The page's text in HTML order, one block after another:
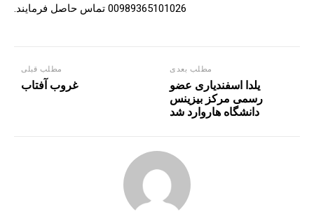
00989365101026 تماس حاصل فرمایند.
مطلب قبلی
غروب آفتاب
مطلب بعدی
یلدا اسفندیاری عضو
رسمی مرکز بیزینس
دانشگاه هاروارد شد